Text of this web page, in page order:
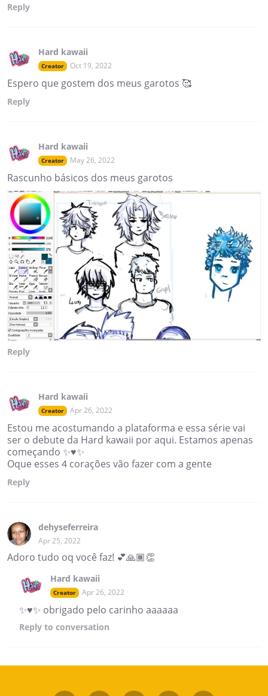
Reply
Hard kawaii
Creator Oct 19, 2022
Espero que gostem dos meus garotos 🥰
Reply
Hard kawaii
Creator May 26, 2022
Rascunho básicos dos meus garotos
Reply
Hard kawaii
Creator Apr 26, 2022
Estou me acostumando a plataforma e essa série vai
ser o debute da Hard kawaii por aqui. Estamos apenas
começando ✨♥️✨
Oque esses 4 corações vão fazer com a gente
Reply
dehyseferreira
Apr 25, 2022
Adoro tudo oq você faz! 💕🙏🏾👏
Hard kawaii
Creator Apr 26, 2022
✨♥️✨ obrigado pelo carinho aaaaaa
Reply to conversation